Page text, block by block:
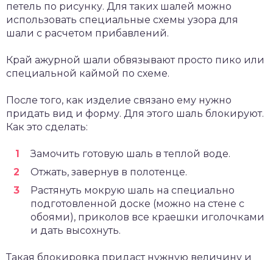
петель по рисунку. Для таких шалей можно
использовать специальные схемы узора для
шали с расчетом прибавлений.
Край ажурной шали обвязывают просто пико или
специальной каймой по схеме.
После того, как изделие связано ему нужно
придать вид и форму. Для этого шаль блокируют.
Как это сделать:
Замочить готовую шаль в теплой воде.
Отжать, завернув в полотенце.
Растянуть мокрую шаль на специально
подготовленной доске (можно на стене с
обоями), приколов все краешки иголочками
и дать высохнуть.
Такая блокировка придаст нужную величину и